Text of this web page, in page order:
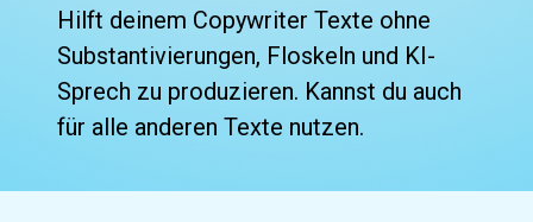
Hilft deinem Copywriter Texte ohne
Substantivierungen, Floskeln und KI-
Sprech zu produzieren. Kannst du auch
für alle anderen Texte nutzen.